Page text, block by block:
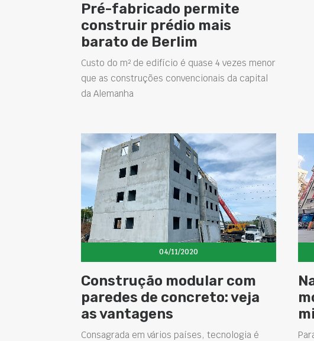
Pré-fabricado permite
construir prédio mais
barato de Berlim
Custo do m² de edifício é quase 4 vezes menor
que as construções convencionais da capital
da Alemanha
04/11/2020
Construção modular com
paredes de concreto: veja
as vantagens
Consagrada em vários países, tecnologia é